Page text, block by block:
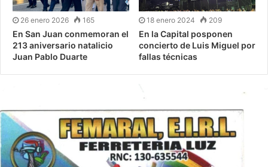
26 enero 2026 165
En San Juan conmemoran el
213 aniversario natalicio
Juan Pablo Duarte
18 enero 2024 209
En la Capital posponen
concierto de Luis Miguel por
fallas técnicas